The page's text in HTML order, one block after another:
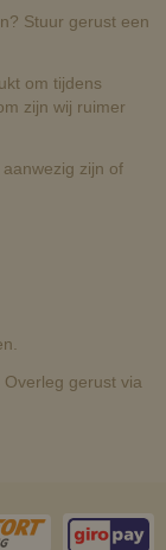
Stuur gerust een
om tijdens
zijn wij ruimer
zijn of
gerust via